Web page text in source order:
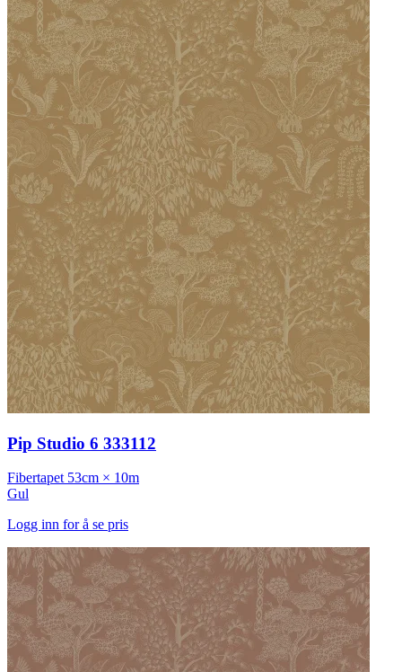
Pip Studio 6 333112
Fibertapet 53cm × 10m
Gul
Logg inn for å se pris